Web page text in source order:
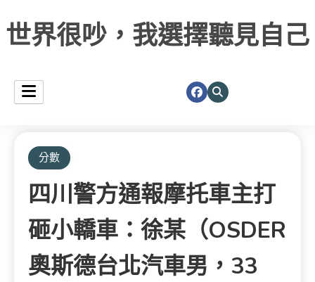
世界很吵，我選擇聽見自己
分數
四川警方通報摩托車主打
砸小轎車：徐某（OSDER
奧斯德台北汽車男，33